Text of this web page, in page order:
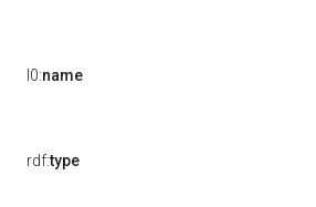
l0:name
rdf:type